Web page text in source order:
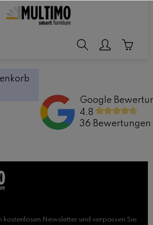
Google
4.8
36 Bewertungen
kostenlosen Newsletter und verpassen Sie